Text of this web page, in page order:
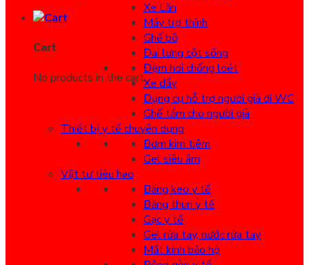
Cart
No products in the cart.
Xe Lăn
Máy trợ thính
Ghế bô
Đai lưng cột sống
Đệm hơi chống loét
Xe đẩy
Dụng cụ hỗ trợ người già đi WC
Ghế tắm cho người già
Thiết bị y tế chuyên dụng
Bơm kim tiêm
Gel siêu âm
Vật tư tiêu hao
Băng keo y tế
Băng thun y tế
Gạc y tế
Gel rửa tay, nước rửa tay
Mắt kính bảo hộ